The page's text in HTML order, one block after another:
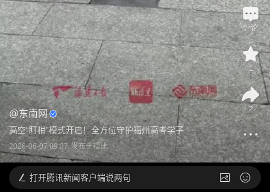
@东南网
高空“盯梢”模式开启！全方位守护福州高考学子
2026-06-07 09:37 发布于福建
评论
1
2
打开腾讯新闻客户端说两句